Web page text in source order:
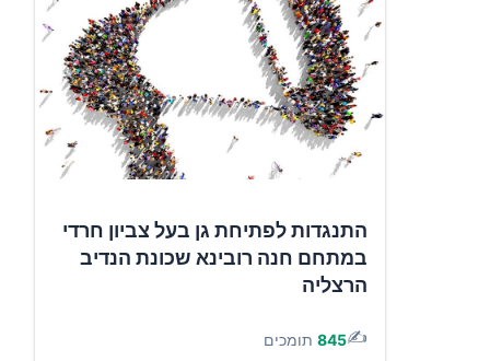
התנגדות לפתיחת גן בעל צביון חרדי
במתחם חנה רובינא שכונת הנדיב
הרצליה
✍️
845 תומכים